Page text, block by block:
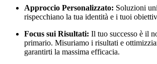
Approccio Personalizzato: Soluzioni
rispecchiano la tua identità e i tuoi
Focus sui Risultati: Il tuo successo è il
primario. Misuriamo i risultati e
garantirti la massima efficacia.